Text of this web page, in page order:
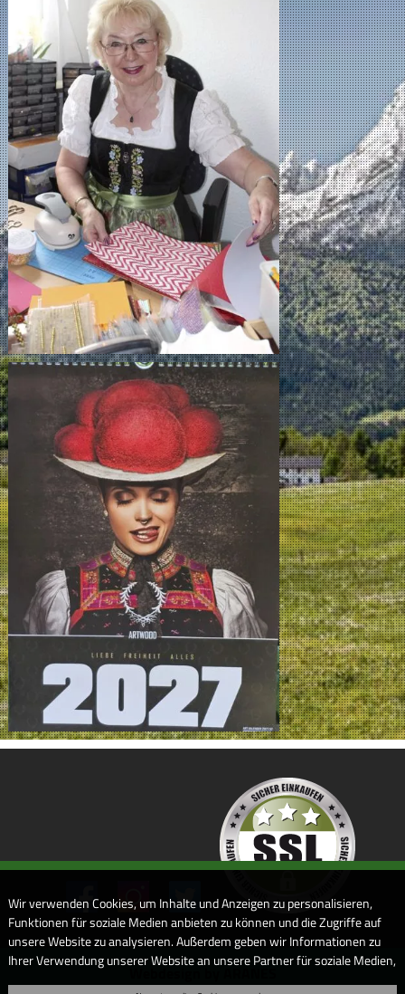
Webdesign by ARANES
Wir verwenden Cookies, um Inhalte und Anzeigen zu personalisieren,
Funktionen für soziale Medien anbieten zu können und die Zugriffe auf
unsere Website zu analysieren. Außerdem geben wir Informationen zu
Ihrer Verwendung unserer Website an unsere Partner für soziale Medien,